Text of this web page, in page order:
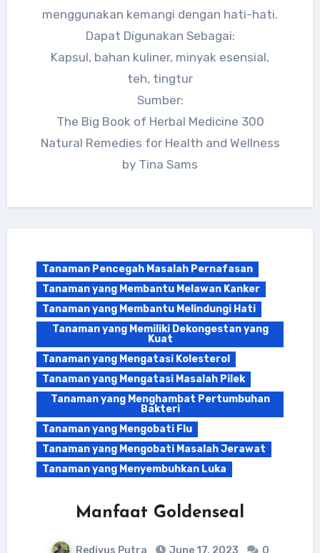
menggunakan kemangi dengan hati-hati.
Dapat Digunakan Sebagai:
Kapsul, bahan kuliner, minyak esensial,
teh, tingtur
Sumber:
The Big Book of Herbal Medicine 300
Natural Remedies for Health and Wellness
by Tina Sams
Tanaman Pencegah Masalah Pernafasan
Tanaman yang Membantu Melawan Kanker
Tanaman yang Membantu Melindungi Hati
Tanaman yang Memiliki Dekongestan yang
Kuat
Tanaman yang Mengatasi Kolesterol
Tanaman yang Mengatasi Masalah Pilek
Tanaman yang Menghambat Pertumbuhan
Bakteri
Tanaman yang Mengobati Flu
Tanaman yang Mengobati Masalah Jerawat
Tanaman yang Menyembuhkan Luka
Manfaat Goldenseal
Rediyus Putra June 17, 2023
0